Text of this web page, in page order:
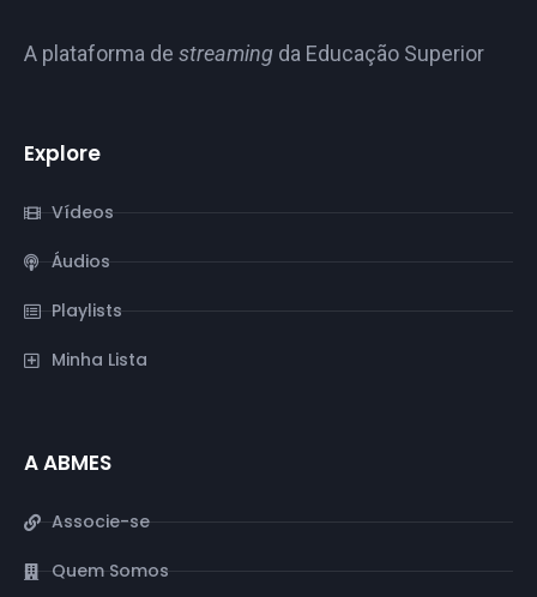
A plataforma de streaming da Educação Superior
Explore
Vídeos
Áudios
Playlists
Minha Lista
A ABMES
Associe-se
Quem Somos